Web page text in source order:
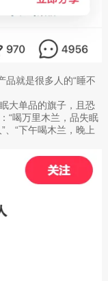
品就是很多人的“睡不
大单品的旗子，且恐
“喝万里木兰，品失眠
、“下午喝木兰，晚上